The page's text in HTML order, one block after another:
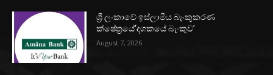
ශ්‍රී ලංකාවේ ඉස්ලාමීය බැංකුකරණ
ක්ෂේත්‍රයේ‘දශකයේ බැංකුව’
August 7, 2026